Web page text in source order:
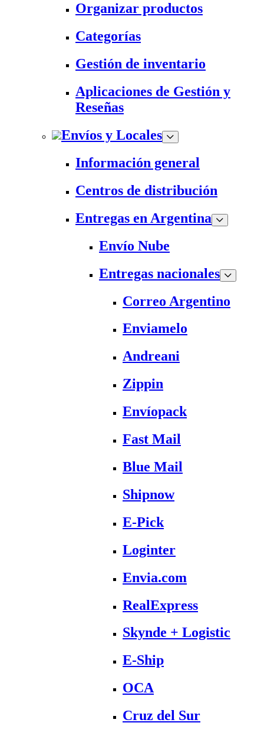
Organizar productos
Categorías
Gestión de inventario
Aplicaciones de Gestión y
Reseñas
Envíos y Locales
Información general
Centros de distribución
Entregas en Argentina
Envío Nube
Entregas nacionales
Correo Argentino
Enviamelo
Andreani
Zippin
Envíopack
Fast Mail
Blue Mail
Shipnow
E-Pick
Loginter
Envia.com
RealExpress
Skynde + Logistic
E-Ship
OCA
Cruz del Sur